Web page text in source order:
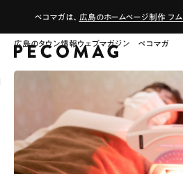
ペコマガは、 広島のホームページ制作 フム
広島のタウン情報ウェブマガジン ペコマガ